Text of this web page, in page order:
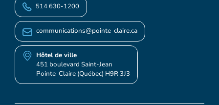
514 630-1200
communications@pointe-claire.ca
Hôtel de ville
451 boulevard Saint-Jean
Pointe-Claire (Québec) H9R 3J3